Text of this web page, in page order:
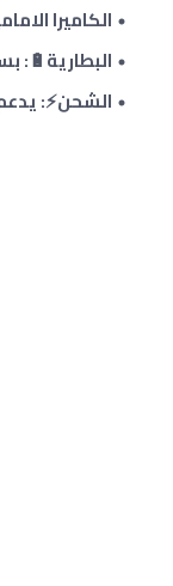
الكاميرا الامامية : 32
البطارية🔋: بسعة 4520
الشحن⚡: يدعم